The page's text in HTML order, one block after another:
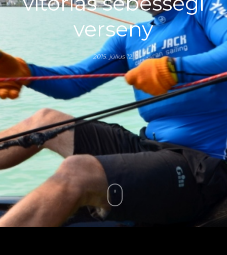
verseny
2015. július 12.